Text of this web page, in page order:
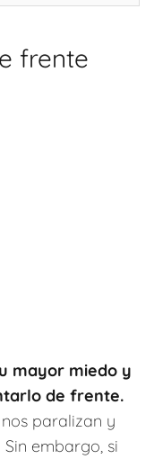
frente
mayor miedo y
de frente.
paralizan y
embargo, si